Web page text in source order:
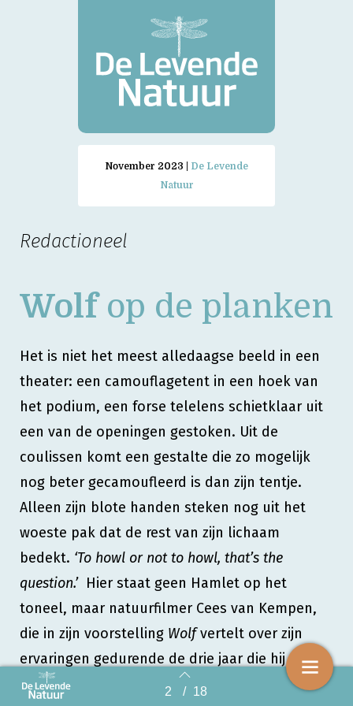
Back to index 2 / 18
November 2023 |
De Levende
Natuur
Redactioneel
Wolfop de planken
Het is niet het meest alledaagse beeld in een
theater: een camouflagetent in een hoek van
het podium, een forse telelens schietklaar uit
een van de openingen gestoken. Uit de
coulissen komt een gestalte die zo mogelijk
nog beter gecamoufleerd is dan zijn tentje.
Alleen zijn blote handen steken nog uit het
woeste pak dat de rest van zijn lichaam
bedekt. ‘To howl or not to howl, that’s the
question.’ Hier staat geen Hamlet op het
toneel, maar natuurfilmer Cees van Kempen,
die in zijn voorstelling Wolfvertelt over zijn
ervaringen gedurende de drie jaar die hij
werkte aan zijn bioscoopfilm over wolven in